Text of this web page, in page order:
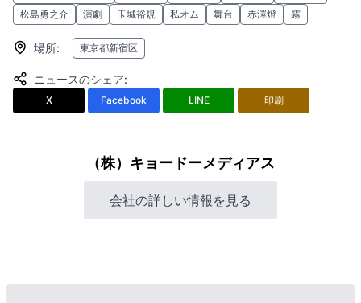
松島勇之介
演劇 玉城裕規 私オム 舞台 赤澤燈 霧
場所: 東京都新宿区
ニュースのシェア:
X Facebook LINE 印刷
（株）キョードーメディアス
会社の詳しい情報を見る